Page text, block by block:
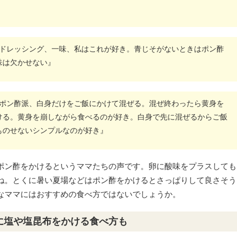
レッシング、一味、私はこれが好き。青じそがないときはポン酢
欠かせない』
ン酢派、白身だけをご飯にかけて混ぜる。混ぜ終わったら黄身を
。黄身を崩しながら食べるのが好き。白身で先に混ぜるからご飯
せないシンプルなのが好き』
ン酢をかけるというママたちの声です。卵に酸味をプラスしても
。とくに暑い夏場などはポン酢をかけるとさっぱりして良さそう
ママにはおすすめの食べ方ではないでしょうか。
塩や塩昆布をかける食べ方も